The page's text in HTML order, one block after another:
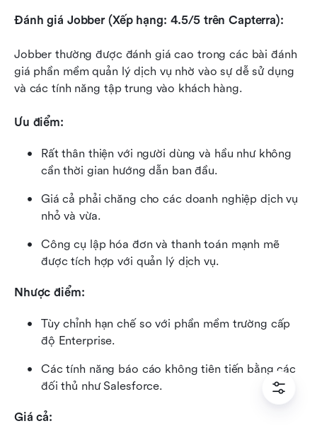
Đánh giá Jobber (Xếp hạng: 4.5/5 trên Capterra):
Jobber thường được đánh giá cao trong các bài đánh
giá phần mềm quản lý dịch vụ nhờ vào sự dễ sử dụng
và các tính năng tập trung vào khách hàng.
Ưu điểm:
Rất thân thiện với người dùng và hầu như không
cần thời gian hướng dẫn ban đầu.
Giá cả phải chăng cho các doanh nghiệp dịch vụ
nhỏ và vừa.
Công cụ lập hóa đơn và thanh toán mạnh mẽ
được tích hợp với quản lý dịch vụ.
Nhược điểm:
Tùy chỉnh hạn chế so với phần mềm trường cấp
độ Enterprise.
Các tính năng báo cáo không tiên tiến bằng các
đối thủ như Salesforce.
Giá cả: